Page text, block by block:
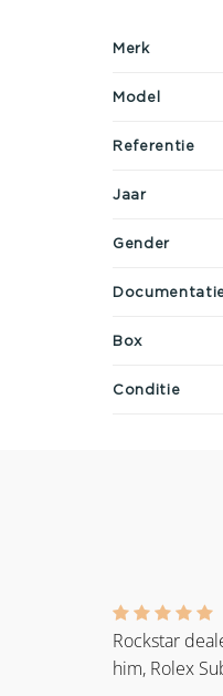
Merk
Model
Referentie
Jaar
Gender
Box
Conditie
Rockstar
him, Rolex